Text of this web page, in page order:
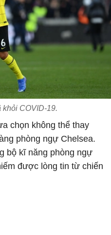
khỏi COVID-19.
chọn không thể thay
phòng ngự Chelsea.
bộ kĩ năng phòng ngự
được lòng tin từ chiến